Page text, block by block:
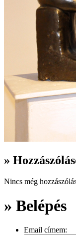
»
Nincs még
» Belépés
Email címem: